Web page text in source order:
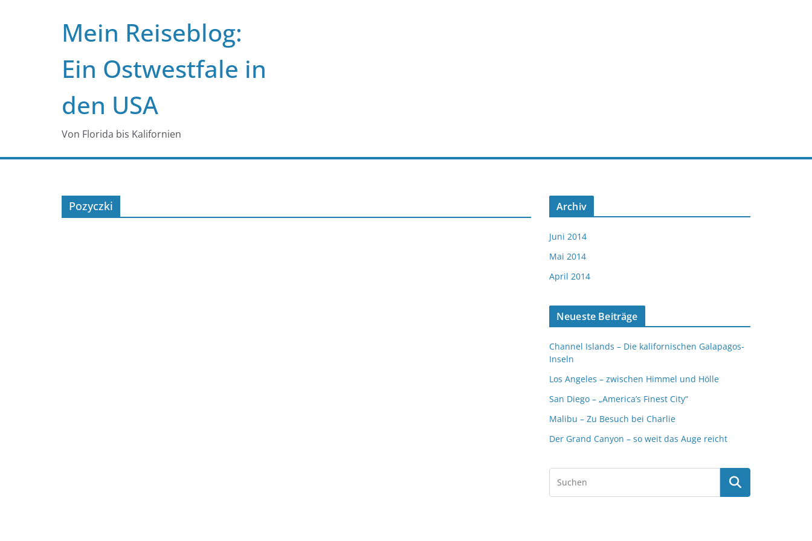
Mein Reiseblog:
Ein Ostwestfale in
den USA
Von Florida bis Kalifornien
Pozyczki Archiv
Juni 2014
Mai 2014
April 2014
Neueste Beiträge
Channel Islands – Die kalifornischen Galapagos-
Inseln
Los Angeles – zwischen Himmel und Hölle
San Diego – „America’s Finest City“
Malibu – Zu Besuch bei Charlie
Der Grand Canyon – so weit das Auge reicht